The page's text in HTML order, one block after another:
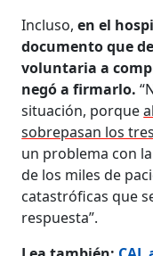
Incluso,en el
documento que
voluntaria a
negó a firmarlo.
situación, porque
sobrepasan los
un problema con
de los miles de
catastróficas que
respuesta”.